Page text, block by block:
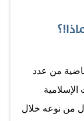
القلي
نصف
والدوائية في
من عدد
من نوعه خلال